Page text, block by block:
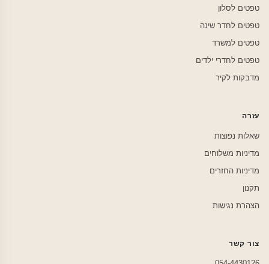
טפטים לסלון
טפטים לחדר שינה
טפטים למשרד
טפטים לחדרי ילדים
מדבקות לקיר
עזרה
שאלות נפוצות
מדיניות משלוחים
מדיניות החזרים
תקנון
הצהרת נגישות
צור קשר